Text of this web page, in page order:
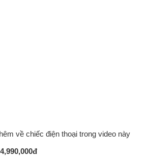
về chiếc điện thoại trong video này